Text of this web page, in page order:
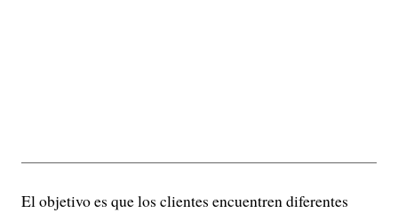
El objetivo es que los clientes encuentren diferentes